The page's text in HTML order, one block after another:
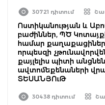
30721 դիտում
Ոստիկանության և
բաժիններ, ՊԾ
համար
որպեսզի
քայլելիս պիտի
ավտոմեքենաների
ՏԵՍԱՆՅՈւԹ
30438 դիտում